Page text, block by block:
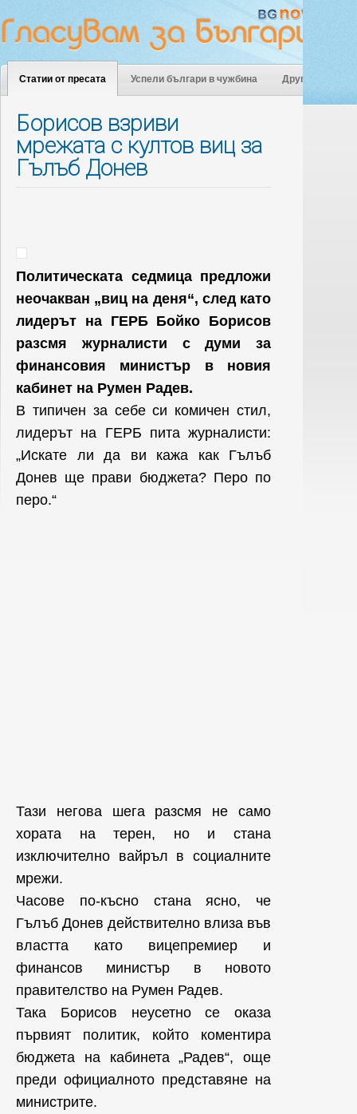
Статии от пресата Успели българи в чужбина Други
Борисов взриви
мрежата с култов виц за
Гълъб Донев
Политическата седмица предложи
неочакван „виц на деня“, след като
лидерът на ГЕРБ Бойко Борисов
разсмя журналисти с думи за
финансовия министър в новия
кабинет на Румен Радев.
В типичен за себе си комичен стил,
лидерът на ГЕРБ пита журналисти:
„Искате ли да ви кажа как Гълъб
Донев ще прави бюджета? Перо по
перо.“
Тази негова шега разсмя не само
хората на терен, но и стана
изключително вайръл в социалните
мрежи.
Часове по-късно стана ясно, че
Гълъб Донев действително влиза във
властта като вицепремиер и
финансов министър в новото
правителство на Румен Радев.
Така Борисов неусетно се оказа
първият политик, който коментира
бюджета на кабинета „Радев“, още
преди официалното представяне на
министрите.